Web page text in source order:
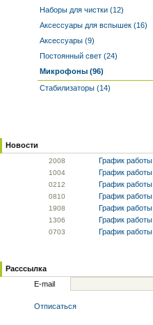
Наборы для чистки (12)
Аксессуары для вспышек (16)
Аксессуары (9)
Постоянный свет (24)
Микрофоны (96)
Стабилизаторы (14)
Новости
2008 График работы
1004 График работы
0212 График работы
0810 График работы
1908 График работы
1306 График работы
0703 График работы
Расссылка
E-mail
Отписаться